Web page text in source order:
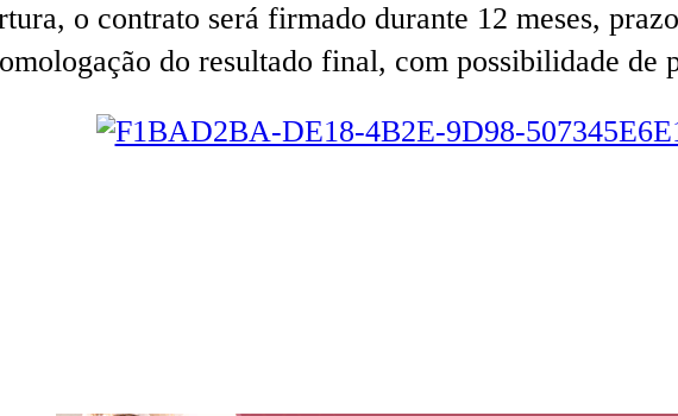
o contrato será firmado durante 12 meses,
do resultado final, com possibilidade de